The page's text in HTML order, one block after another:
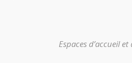
Espaces d’accueil